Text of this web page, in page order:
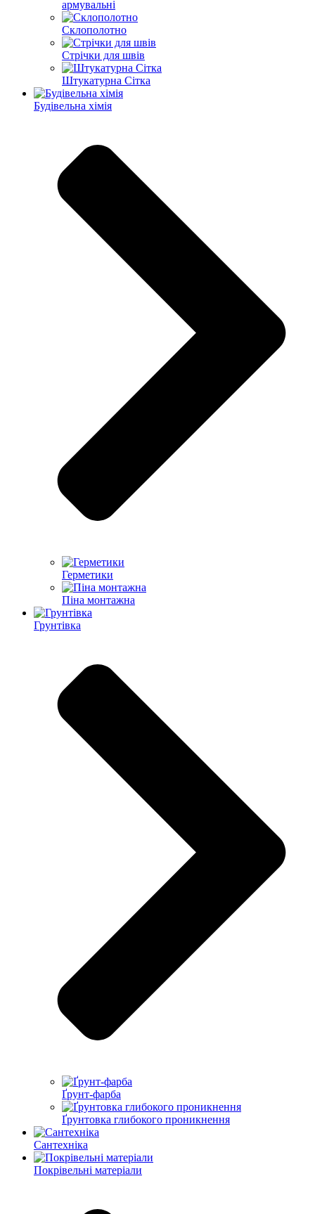
армувальні
Склополотно
Стрічки для швів
Штукатурна Сітка
Будівельна хімія
Герметики
Піна монтажна
Грунтівка
Ґрунт-фарба
Ґрунтовка глибокого проникнення
Сантехніка
Покрівельні матеріали